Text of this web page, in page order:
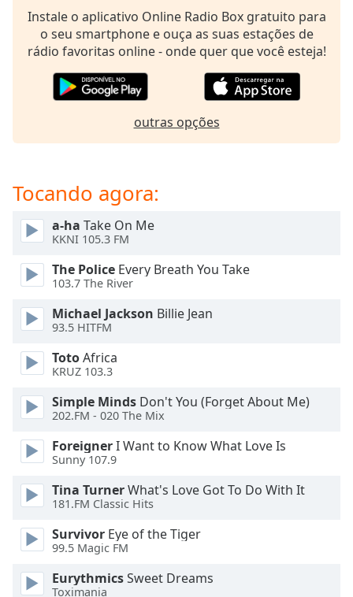
dialog
window.
Escape
window.
Text
Color
Opacity
Text
Background
Color
Opacity
Caption
Area
Background
Size
Instale o aplicativo Online Radio Box gratuito para
o seu smartphone e ouça as suas estações de
rádio favoritas online - onde quer que você esteja!
outras opções
Tocando agora:
a-ha Take On Me
KKNI 105.3 FM
The Police Every Breath You Take
103.7 The River
Michael Jackson Billie Jean
93.5 HITFM
TotoAfrica
KRUZ 103.3
Simple Minds Don't You (Forget About Me)
202.FM - 020 The Mix
ForeignerI Want to Know What Love Is
Sunny 107.9
Tina TurnerWhat's Love Got To Do With It
181.FM Classic Hits
Survivor Eye of the Tiger
99.5 Magic FM
EurythmicsSweet Dreams
Toximania